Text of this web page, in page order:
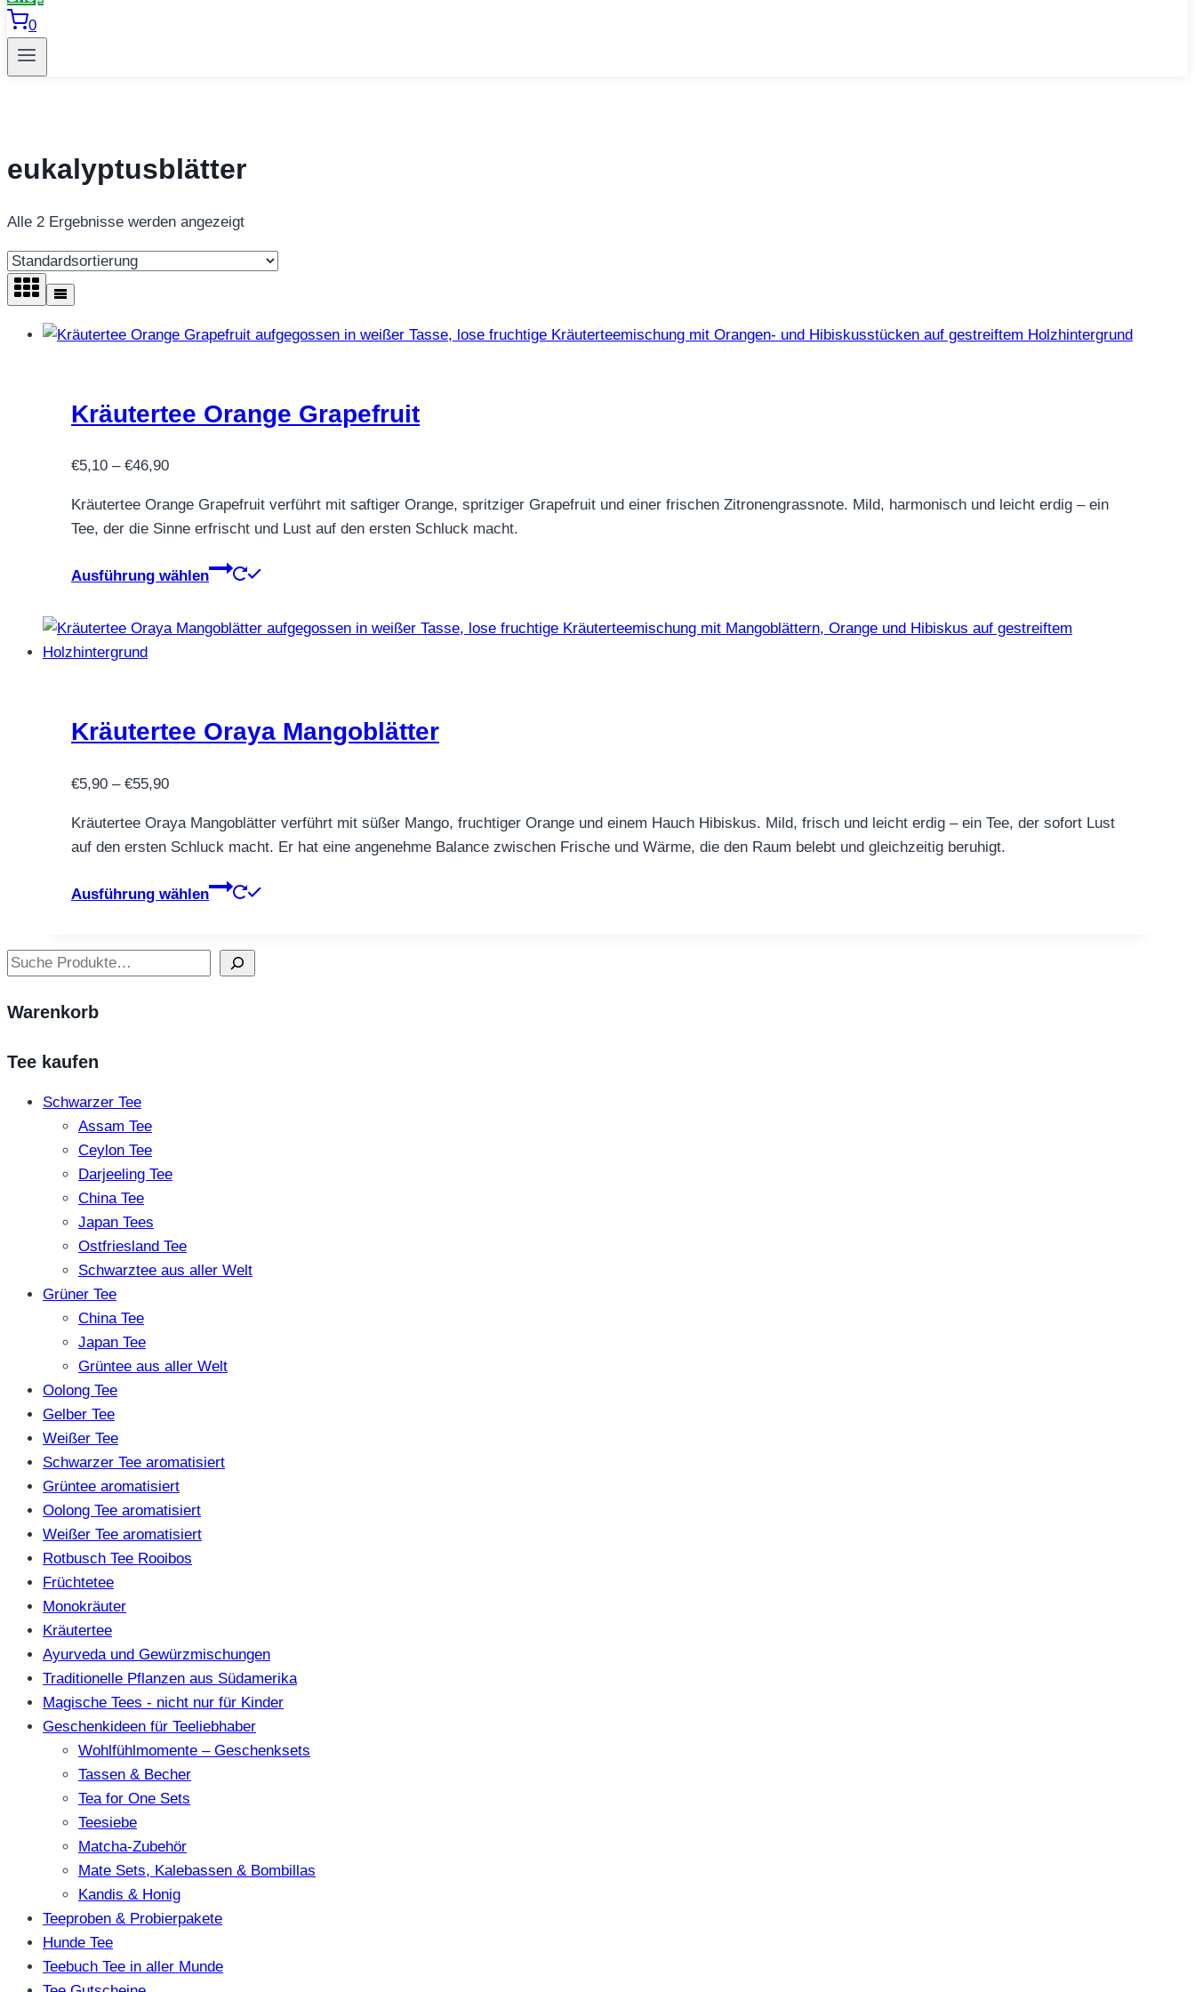
0
eukalyptusblätter
Alle 2 Ergebnisse werden angezeigt
Kräutertee Orange Grapefruit
€5,10 – €46,90Preisspanne:
bis
€46,90
Kräutertee Orange Grapefruit verführt mit saftiger Orange, spritziger Grapefruit und einer frischen Zitronengrassnote. Mild, harmonisch und leicht erdig – ein
Tee, der die Sinne erfrischt und Lust auf den ersten Schluck macht.
Ausführung wählen
Dieses
mehrere
Optionen
Produktseite
gewählt
Kräutertee Oraya Mangoblätter
€5,90 – €55,90Preisspanne:
bis
€55,90
Kräutertee Oraya Mangoblätter verführt mit süßer Mango, fruchtiger Orange und einem Hauch Hibiskus. Mild, frisch und leicht erdig – ein Tee, der sofort Lust
auf den ersten Schluck macht. Er hat eine angenehme Balance zwischen Frische und Wärme, die den Raum belebt und gleichzeitig beruhigt.
Ausführung wählen
Dieses
Suchen
Warenkorb
Tee kaufen
Schwarzer Tee
Assam Tee
Ceylon Tee
Darjeeling Tee
China Tee
Japan Tees
Ostfriesland Tee
Schwarztee aus aller Welt
Grüner Tee
China Tee
Japan Tee
Grüntee aus aller Welt
Oolong Tee
Gelber Tee
Weißer Tee
Schwarzer Tee aromatisiert
Grüntee aromatisiert
Oolong Tee aromatisiert
Weißer Tee aromatisiert
Rotbusch Tee Rooibos
Früchtetee
Monokräuter
Kräutertee
Ayurveda und Gewürzmischungen
Traditionelle Pflanzen aus Südamerika
Magische Tees - nicht nur für Kinder
Geschenkideen für Teeliebhaber
Wohlfühlmomente – Geschenksets
Tassen & Becher
Tea for One Sets
Teesiebe
Matcha-Zubehör
Mate Sets, Kalebassen & Bombillas
Kandis & Honig
Teeproben & Probierpakete
Hunde Tee
Teebuch Tee in aller Munde